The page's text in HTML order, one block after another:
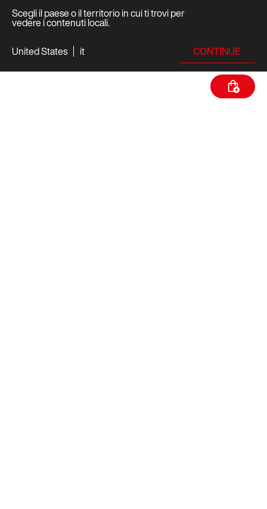
Scegli il paese o il territorio in cui ti trovi per
vedere i contenuti locali.
United States
it CONTINUE